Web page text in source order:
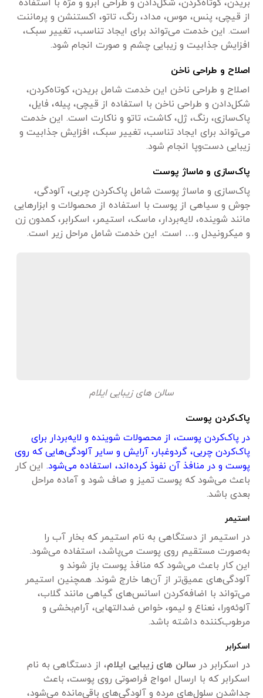
بریدن، کوتاه‌کردن، شکل‌دادن و طراحی ابرو و مژه با استفاده
از قیچی، پنس، موس، مداد، رنگ، تاتو، اکستنشن و پرماننت
است. این خدمت می‌تواند برای ایجاد تناسب، تغییر سبک،
افزایش جذابیت و زیبایی چشم و صورت انجام شود.
اصلاح و طراحی ناخن
اصلاح و طراحی ناخن این خدمت شامل بریدن، کوتاه‌کردن،
شکل‌دادن و طراحی ناخن با استفاده از قیچی، پیله، فایل،
پاک‌سازی، رنگ، ژل، کاشت، تاتو و ناکارت است. این خدمت
می‌تواند برای ایجاد تناسب، تغییر سبک، افزایش جذابیت و
زیبایی دست‌وپا انجام شود.
پاک‌سازی و ماساژ پوست
پاک‌سازی و ماساژ پوست شامل پاک‌کردن چربی، آلودگی،
جوش و سیاهی از پوست با استفاده از محصولات و ابزارهایی
مانند شوینده، لایه‌بردار، ماسک، استیمر، اسکرابر، کمدون زن
و میکرونیدل و… است. این خدمت شامل مراحل زیر است.
سالن های زیبایی ایلام
پاک‌کردن پوست
در پاک‌کردن پوست، از محصولات شوینده و لایه‌بردار برای
پاک‌کردن چربی، گردوغبار، آرایش و سایر آلودگی‌هایی که روی
پوست و در منافذ آن نفوذ کرده‌اند، استفاده می‌شود. این کار
باعث می‌شود که پوست تمیز و صاف شود و آماده مراحل
بعدی باشد.
استیمر
در استیمر از دستگاهی به نام استیمر که بخار آب را
به‌صورت مستقیم روی پوست می‌پاشد، استفاده می‌شود.
این کار باعث می‌شود که منافذ پوست باز شوند و
آلودگی‌های عمیق‌تر از آن‌ها خارج شوند. همچنین استیمر
می‌تواند با اضافه‌کردن اسانس‌های گیاهی مانند گلاب،
آلوئه‌ورا، نعناع و لیمو، خواص ضدالتهابی، آرام‌بخشی و
مرطوب‌کننده داشته باشد.
اسکرابر
در اسکرابر در سالن های زیبایی ایلام، از دستگاهی به نام
اسکرابر که با ارسال امواج فراصوتی روی پوست، باعث
جداشدن سلول‌های مرده و آلودگی‌های باقی‌مانده می‌شود،